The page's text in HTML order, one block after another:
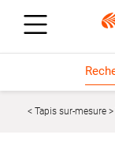
Tapis sur-mesure